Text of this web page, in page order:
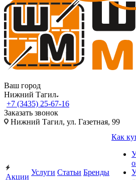
Ваш город
Нижний Тагил
+7 (3435) 25-67-16
Заказать звонок
Нижний Тагил, ул. Газетная, 99
Акции
Услуги Статьи Бренды
Как